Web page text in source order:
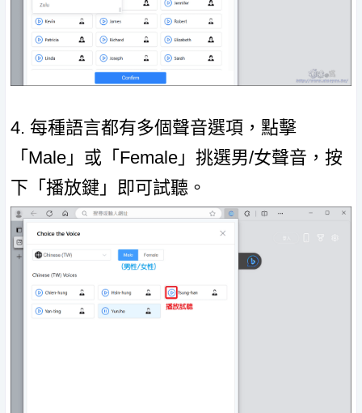
4. 每種語言都有多個聲音選項，點擊
「Male」或「Female」挑選男/女聲音，按
下「播放鍵」即可試聽。